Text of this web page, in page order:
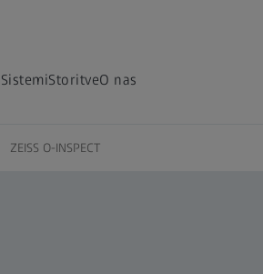
SistemiStoritveO nas
ZEISS O-INSPECT